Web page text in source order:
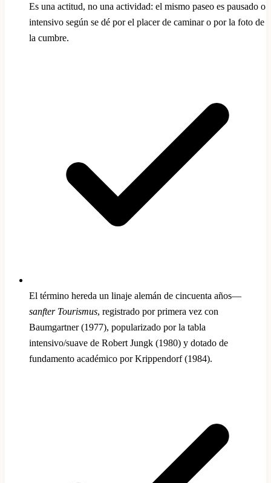
Es una actitud, no una actividad: el mismo paseo es pausado o
intensivo según se dé por el placer de caminar o por la foto de
la cumbre.
El término hereda un linaje alemán de cincuenta años—
sanfter Tourismus, registrado por primera vez con
Baumgartner (1977), popularizado por la tabla
intensivo/suave de Robert Jungk (1980) y dotado de
fundamento académico por Krippendorf (1984).